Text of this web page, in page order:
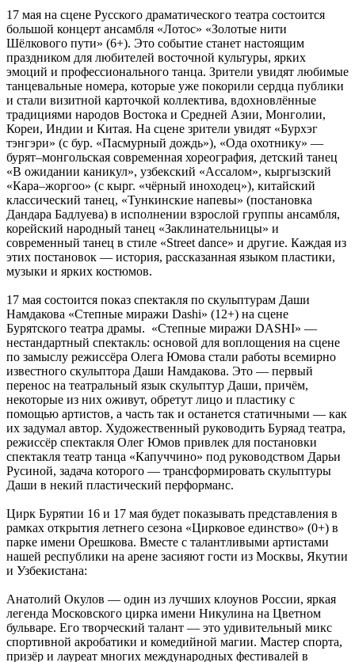
17 мая на сцене Русского драматического театра состоится
большой концерт ансамбля «Лотос» «Золотые нити
Шёлкового пути» (6+). Это событие станет настоящим
праздником для любителей восточной культуры, ярких
эмоций и профессионального танца. Зрители увидят любимые
танцевальные номера, которые уже покорили сердца публики
и стали визитной карточкой коллектива, вдохновлённые
традициями народов Востока и Средней Азии, Монголии,
Кореи, Индии и Китая. На сцене зрители увидят «Бурхэг
тэнгэри» (с бур. «Пасмурный дождь»), «Ода охотнику» —
бурят–монгольская современная хореография, детский танец
«В ожидании каникул», узбекский «Ассалом», кыргызский
«Кара–жоргоо» (с кырг. «чёрный иноходец»), китайский
классический танец, «Тункинские напевы» (постановка
Дандара Бадлуева) в исполнении взрослой группы ансамбля,
корейский народный танец «Заклинательницы» и
современный танец в стиле «Street dance» и другие. Каждая из
этих постановок — история, рассказанная языком пластики,
музыки и ярких костюмов.
17 мая состоится показ спектакля по скульптурам Даши
Намдакова «Степные миражи Dashi» (12+) на сцене
Бурятского театра драмы. «Степные миражи DASHI» —
нестандартный спектакль: основой для воплощения на сцене
по замыслу режиссёра Олега Юмова стали работы всемирно
известного скульптора Даши Намдакова. Это — первый
перенос на театральный язык скульптур Даши, причём,
некоторые из них оживут, обретут лицо и пластику с
помощью артистов, а часть так и останется статичными — как
их задумал автор. Художественный руководить Буряад театра,
режиссёр спектакля Олег Юмов привлек для постановки
спектакля театр танца «Капуччино» под руководством Дарьи
Русиной, задача которого — трансформировать скульптуры
Даши в некий пластический перформанс.
Цирк Бурятии 16 и 17 мая будет показывать представления в
рамках открытия летнего сезона «Цирковое единство» (0+) в
парке имени Орешкова. Вместе с талантливыми артистами
нашей республики на арене засияют гости из Москвы, Якутии
и Узбекистана:
Анатолий Окулов — один из лучших клоунов России, яркая
легенда Московского цирка имени Никулина на Цветном
бульваре. Его творческий талант — это удивительный микс
спортивной акробатики и комедийной магии. Мастер спорта,
призёр и лауреат многих международных фестивалей в